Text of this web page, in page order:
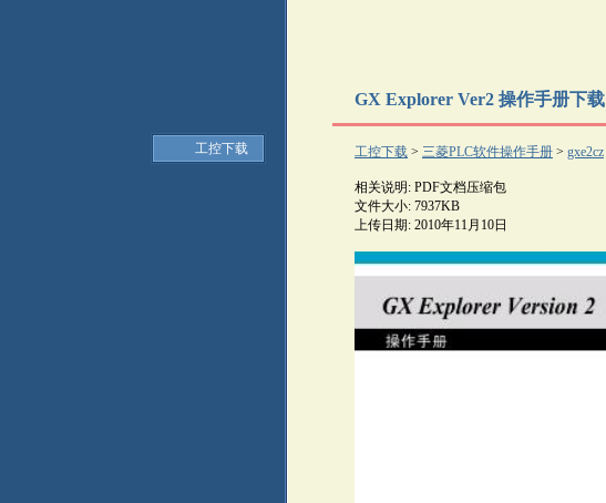
工控下载
GX Explorer Ver2 操作手册下载
工控下载 > 三菱PLC软件操作手册 > gxe2cz
相关说明: PDF文档压缩包
文件大小: 7937KB
上传日期: 2010年11月10日